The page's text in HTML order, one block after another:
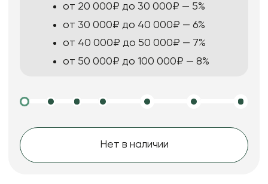
от 20 000₽ до 30 000₽ — 5%
от 30 000₽ до 40 000₽ — 6%
от 40 000₽ до 50 000₽ — 7%
от 50 000₽ до 100 000₽ — 8%
Нет в наличии